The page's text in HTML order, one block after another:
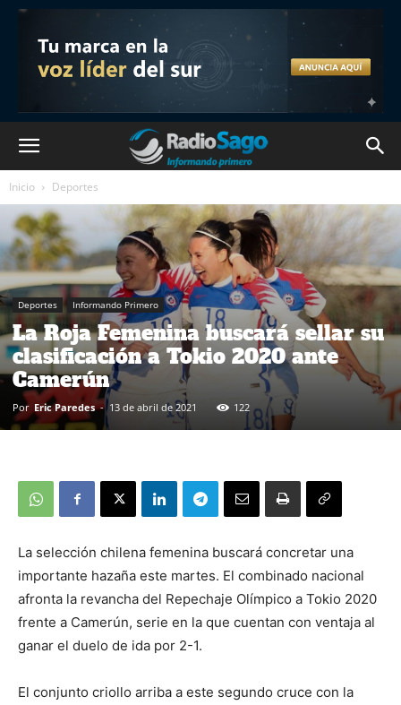
Inicio Deportes
Deportes Informando Primero
La Roja Femenina buscará sellar su
clasificación a Tokio 2020 ante
Camerún
Por Eric Paredes - 13 de abril de 2021 122
La selección chilena femenina buscará concretar una
importante hazaña este martes. El combinado nacional
afronta la revancha del Repechaje Olímpico a Tokio 2020
frente a Camerún, serie en la que cuentan con ventaja al
ganar el duelo de ida por 2-1.
El conjunto criollo arriba a este segundo cruce con la